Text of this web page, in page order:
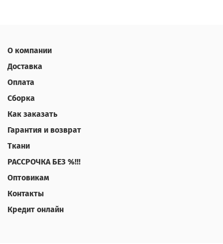
О компании
Доставка
Оплата
Сборка
Как заказать
Гарантия и возврат
Ткани
РАССРОЧКА БЕЗ %!!!
Оптовикам
Контакты
Кредит онлайн